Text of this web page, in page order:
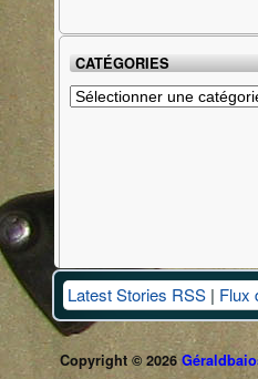
CATÉGORIES
Catégories
Latest Stories RSS | Flux
Copyright © 2026